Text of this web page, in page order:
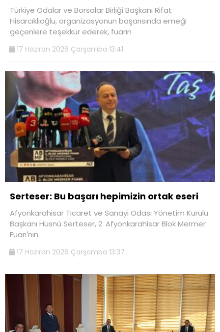
Türkiye Odalar ve Borsalar Birliği Başkanı Rifat
Hisarcıklıoğlu, organizasyonun başarısında emeği
geçenlere teşekkür ederek, fuarın
17 Haziran 2026 Çarşamba 13:41
Serteser: Bu başarı hepimizin ortak eseri
Afyonkarahisar Ticaret ve Sanayi Odası Yönetim Kurulu
Başkanı Hüsnü Serteser, 2. Afyonkarahisar Blok Mermer
Fuarı'nın
17 Haziran 2026 Çarşamba 13:37